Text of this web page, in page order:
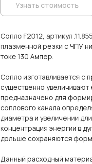
Узнать стоимость
Сопло F2012, артикул
плазменной резки с ЧПУ
токе 130 Ампер.
Сопло изготавливается с
существенно
предназначено для
соплового канала
диаметра и увеличении
концентрация энергии в
дольше сохраняются
Данный расходный